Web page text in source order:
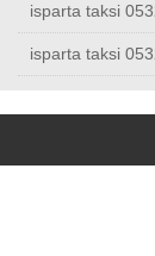
isparta taksi
isparta taksi